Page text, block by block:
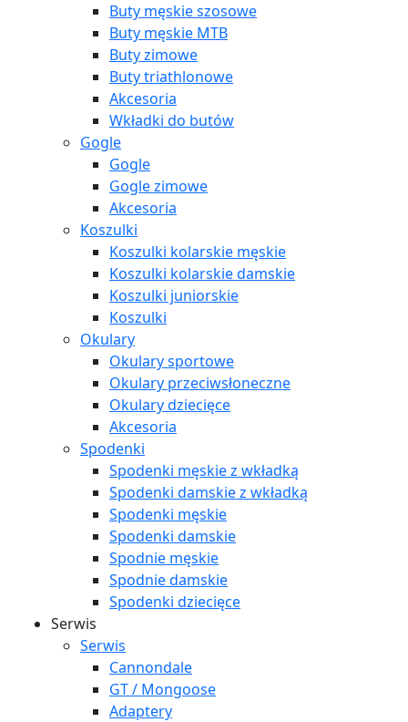
Buty męskie szosowe
Buty męskie MTB
Buty zimowe
Buty triathlonowe
Akcesoria
Wkładki do butów
Gogle
Gogle
Gogle zimowe
Akcesoria
Koszulki
Koszulki kolarskie męskie
Koszulki kolarskie damskie
Koszulki juniorskie
Koszulki
Okulary
Okulary sportowe
Okulary przeciwsłoneczne
Okulary dziecięce
Akcesoria
Spodenki
Spodenki męskie z wkładką
Spodenki damskie z wkładką
Spodenki męskie
Spodenki damskie
Spodnie męskie
Spodnie damskie
Spodenki dziecięce
Serwis
Serwis
Cannondale
GT / Mongoose
Adaptery